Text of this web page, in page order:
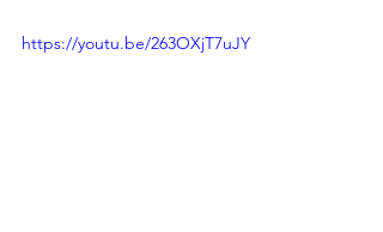
https://youtu.be/263OXjT7uJY